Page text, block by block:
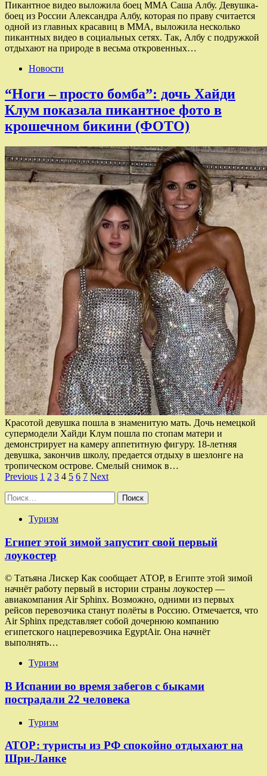
Пикантное видео выложила боец ММА Саша Албу. Девушка-
боец из России Александра Албу, которая по праву считается
одной из главных красавиц в MMA, выложила несколько
пикантных видео в социальных сетях. Так, Албу с подружкой
отдыхают на природе в весьма откровенных…
Новости
“Ноги – просто бомба”: дочь Хайди
Клум показала пикантное фото в
крошечном бикини (ФОТО)
Красотой девушка пошла в знаменитую мать. Дочь немецкой
супермодели Хайди Клум пошла по стопам матери и
демонстрирует на камеру аппетитную фигуру. 18-летняя
девушка, закончив школу, предается отдыху в шезлонге на
тропическом острове. Смелый снимок в…
Пагинация
записей
Previous 1 2 3 4 5 6 7 Next
Найти:
Туризм
Египет этой зимой запустит свой первый
лоукостер
© Татьяна Лискер Как сообщает АТОР, в Египте этой зимой
начнёт работу первый в истории страны лоукостер —
авиакомпания Air Sphinx. Возможно, одними из первых
рейсов перевозчика станут полёты в Россию. Отмечается, что
Air Sphinx представляет собой дочернюю компанию
египетского нацперевозчика EgyptAir. Она начнёт
выполнять…
Туризм
В Испании во время забегов с быками
пострадали 22 человека
Туризм
АТОР: туристы из РФ спокойно отдыхают на
Шри-Ланке